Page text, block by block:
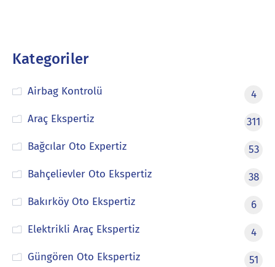
Kategoriler
Airbag Kontrolü
4
Araç Ekspertiz
311
Bağcılar Oto Expertiz
53
Bahçelievler Oto Ekspertiz
38
Bakırköy Oto Ekspertiz
6
Elektrikli Araç Ekspertiz
4
Güngören Oto Ekspertiz
51